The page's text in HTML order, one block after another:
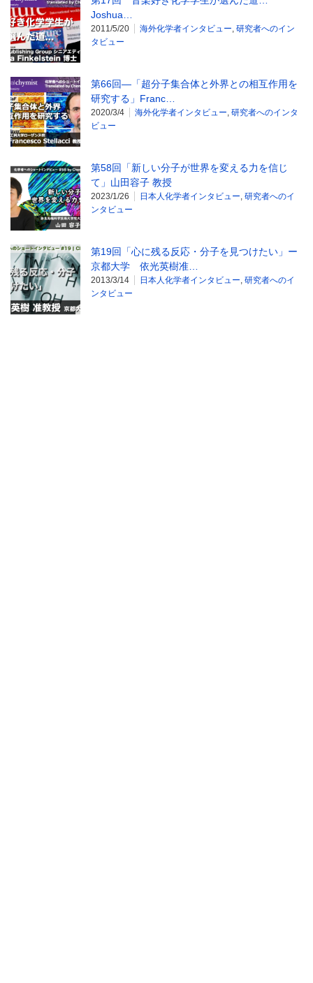
Joshua…
2011/5/20 海外化学者インタビュー 研究者へのイン
タビュー
第66回―「超分子集合体と外界との相互作用を
研究する」Franc…
2020/3/4 海外化学者インタビュー 研究者へのインタ
ビュー
第58回「新しい分子が世界を変える力を信じ
て」山田容子 教授
2023/1/26 日本人化学者インタビュー 研究者へのイ
ンタビュー
第19回「心に残る反応・分子を見つけたい」ー
京都大学 依光英樹准…
2013/3/14 日本人化学者インタビュー 研究者へのイ
ンタビュー